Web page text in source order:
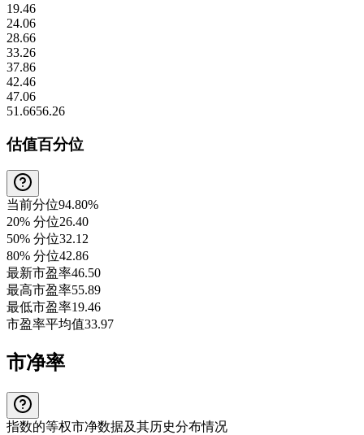
19.46
24.06
28.66
33.26
37.86
42.46
47.06
51.6656.26
估值百分位
当前分位94.80%
20% 分位26.40
50% 分位32.12
80% 分位42.86
最新市盈率46.50
最高市盈率55.89
最低市盈率19.46
市盈率平均值33.97
市净率
指数的等权市净数据及其历史分布情况